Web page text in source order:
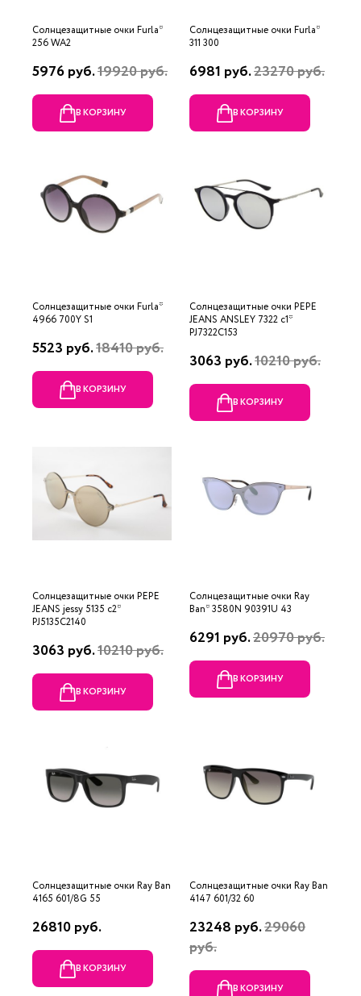
Солнцезащитные очки Furla*
256 WA2
5976 руб.19920 руб.
В КОРЗИНУ
Солнцезащитные очки Furla*
311 300
6981 руб.23270 руб.
В КОРЗИНУ
Солнцезащитные очки Furla*
4966 700Y S1
5523 руб.18410 руб.
В КОРЗИНУ
Солнцезащитные очки PEPE
JEANS ANSLEY 7322 c1*
PJ7322C153
3063 руб.10210 руб.
В КОРЗИНУ
Солнцезащитные очки PEPE
JEANS jessy 5135 с2*
PJ5135C2140
3063 руб.10210 руб.
В КОРЗИНУ
Солнцезащитные очки Ray
Ban* 3580N 90391U 43
6291 руб.20970 руб.
В КОРЗИНУ
Солнцезащитные очки Ray Ban
4165 601/8G 55
26810 руб.
В КОРЗИНУ
Солнцезащитные очки Ray Ban
4147 601/32 60
23248 руб.29060
руб.
В КОРЗИНУ